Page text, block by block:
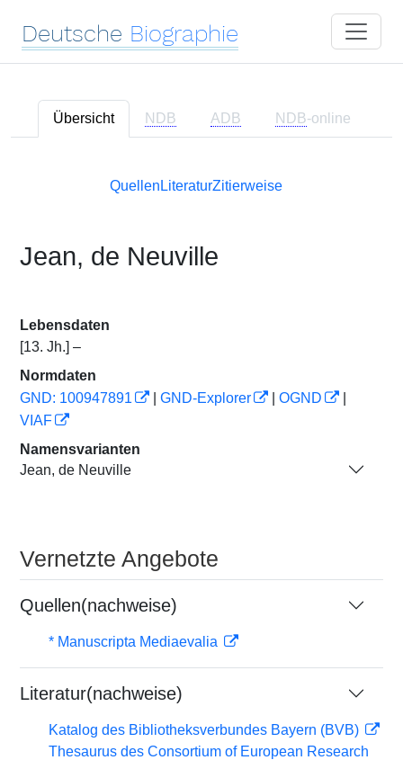
Deutsche Biographie
Übersicht NDB ADB NDB-online
Quellen LiteraturZitierweise
Jean, de Neuville
Lebensdaten
[13. Jh.] –
Normdaten
GND: 100947891
GND-Explorer OGND
VIAF
Namensvarianten
Jean, de Neuville
Vernetzte Angebote
Quellen(nachweise)
* Manuscripta Mediaevalia
Literatur(nachweise)
Katalog des Bibliotheksverbundes Bayern (BVB)
Thesaurus des Consortium of European Research